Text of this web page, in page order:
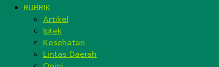
RUBRIK
Artikel
Iptek
Kesehatan
Lintas Daerah